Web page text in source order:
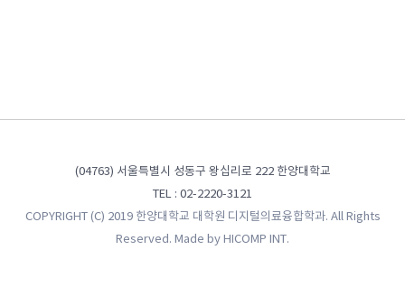
(04763) 서울특별시 성동구 왕십리로 222 한양대학교
TEL : 02-2220-3121
COPYRIGHT (C) 2019 한양대학교 대학원 디지털의료융합학과. All Rights
Reserved. Made by HICOMP INT.